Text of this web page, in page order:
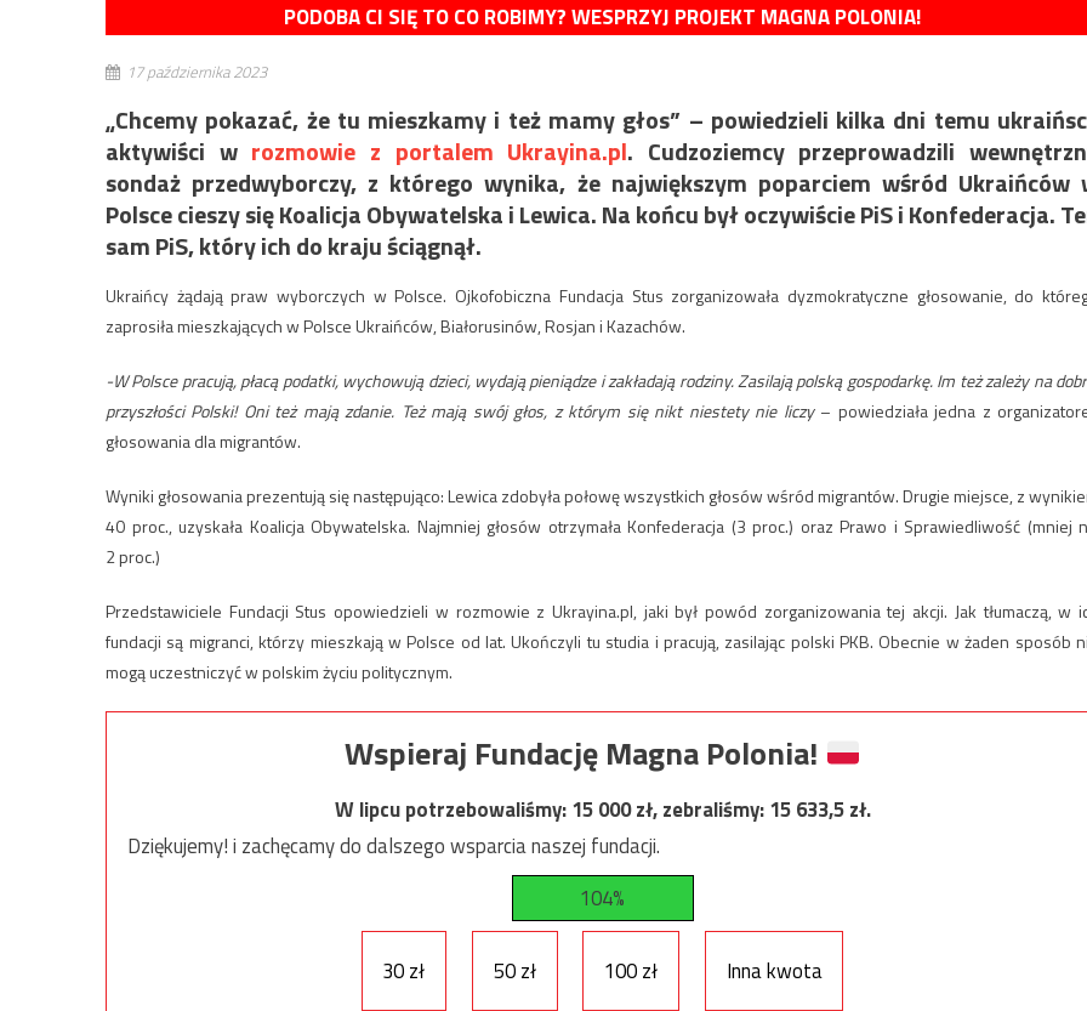
PODOBA CI SIĘ TO CO ROBIMY? WESPRZYJ PROJEKT MAGNA POLONIA!
17 października 2023
„Chcemy pokazać, że tu mieszkamy i też mamy głos” – powiedzieli kilka dni temu
aktywiści w rozmowie z portalem Ukrayina.pl. Cudzoziemcy przeprowadzili
sondaż przedwyborczy, z którego wynika, że największym poparciem wśród Ukraińców
Polsce cieszy się Koalicja Obywatelska i Lewica. Na końcu był oczywiście PiS i Konfederacja.
sam PiS, który ich do kraju ściągnął.
Ukraińcy żądają praw wyborczych w Polsce. Ojkofobiczna Fundacja Stus zorganizowała dyzmokratyczne głosowanie, do
zaprosiła mieszkających w Polsce Ukraińców, Białorusinów, Rosjan i Kazachów.
-W Polsce pracują, płacą podatki, wychowują dzieci, wydają pieniądze i zakładają rodziny. Zasilają polską gospodarkę. Im też zależy na
przyszłości Polski! Oni też mają zdanie. Też mają swój głos, z którym się nikt niestety nie liczy– powiedziała jedna z
głosowania dla migrantów.
Wyniki głosowania prezentują się następująco: Lewica zdobyła połowę wszystkich głosów wśród migrantów. Drugie miejsce, z
40 proc., uzyskała Koalicja Obywatelska. Najmniej głosów otrzymała Konfederacja (3 proc.) oraz Prawo i Sprawiedliwość (mniej
2 proc.)
Przedstawiciele Fundacji Stus opowiedzieli w rozmowie z Ukrayina.pl, jaki był powód zorganizowania tej akcji. Jak tłumaczą, w
fundacji są migranci, którzy mieszkają w Polsce od lat. Ukończyli tu studia i pracują, zasilając polski PKB. Obecnie w żaden sposób
mogą uczestniczyć w polskim życiu politycznym.
Wspieraj Fundację Magna Polonia!
W lipcu potrzebowaliśmy:15 000zł, zebraliśmy:15 633,5zł.
Dziękujemy! i zachęcamy do dalszego wsparcia naszej fundacji.
104%
30 zł 50 zł 100 zł
Inna kwota